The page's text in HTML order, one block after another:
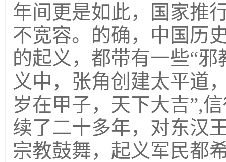
年间更是如此，国家推
不宽容。的确，中国历
的起义，都带有一些“
义中，张角创建太平道
岁在甲子，天下大吉”,
续了二十多年，对东汉
宗教鼓舞，起义军民都